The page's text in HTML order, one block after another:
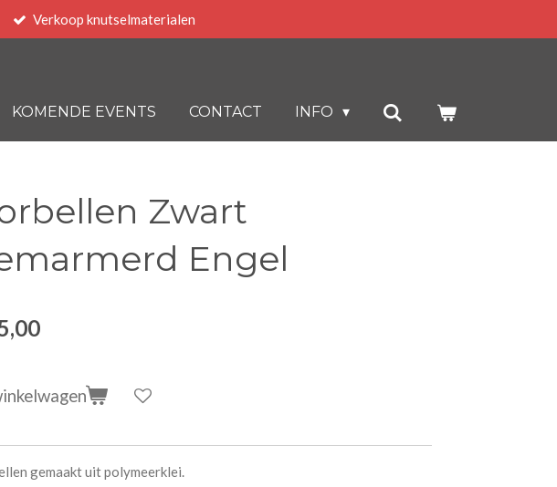
Verkoop knutselmaterialen
KOMENDE EVENTS CONTACT INFO
Zwart
Engel
gemaakt uit polymeerklei.